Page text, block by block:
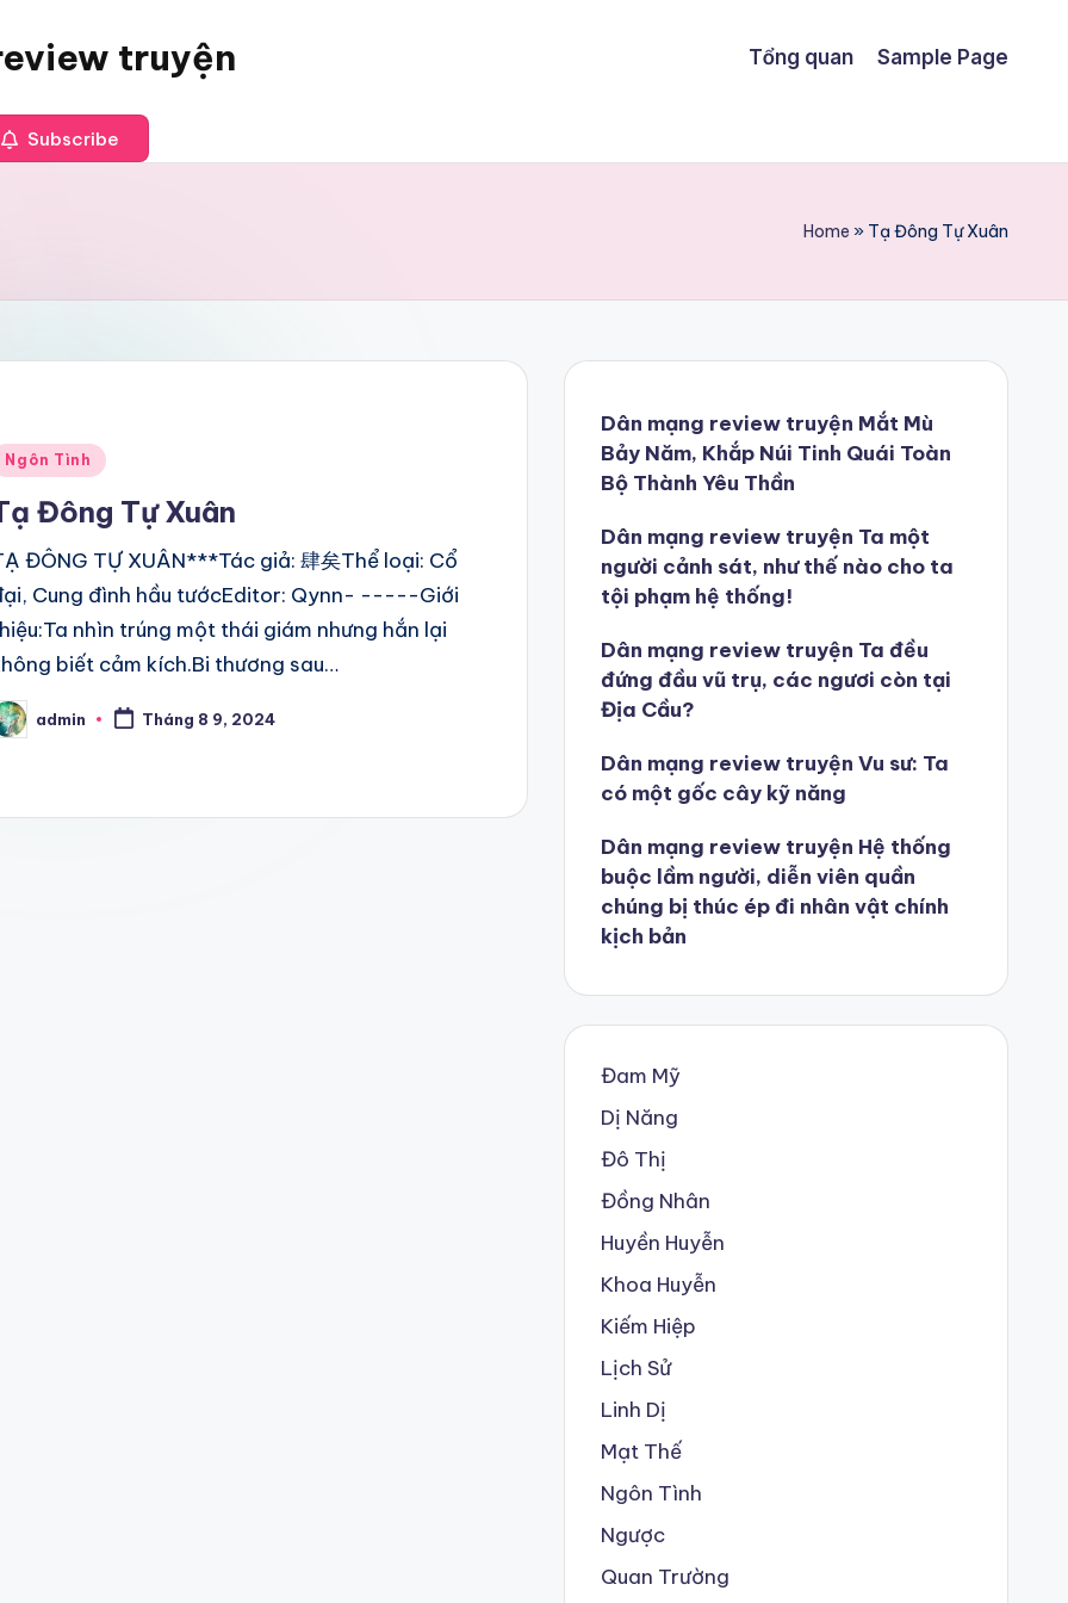
truyện Tổng quan Sample Page
Subscribe
Home » Tạ Đông Tự Xuân
Ngôn Tình
Đông Tự Xuân
ĐÔNG TỰ XUÂN***Tác giả: 肆矣Thể loại: Cổ
Cung đình hầu tướcEditor: Qynn- -----Giới
nhìn trúng một thái giám nhưng hắn lại
biết cảm kích.Bi thương sau…
admin Tháng 8 9, 2024
Dân mạng review truyện Mắt Mù
Bảy Năm, Khắp Núi Tinh Quái Toàn
Bộ Thành Yêu Thần
Dân mạng review truyện Ta một
người cảnh sát, như thế nào cho ta
tội phạm hệ thống!
Dân mạng review truyện Ta đều
đứng đầu vũ trụ, các ngươi còn tại
Địa Cầu?
Dân mạng review truyện Vu sư: Ta
có một gốc cây kỹ năng
Dân mạng review truyện Hệ thống
buộc lầm người, diễn viên quần
chúng bị thúc ép đi nhân vật chính
kịch bản
Đam Mỹ
Dị Năng
Đô Thị
Đồng Nhân
Huyền Huyễn
Khoa Huyễn
Kiếm Hiệp
Lịch Sử
Linh Dị
Mạt Thế
Ngôn Tình
Ngược
Quan Trường